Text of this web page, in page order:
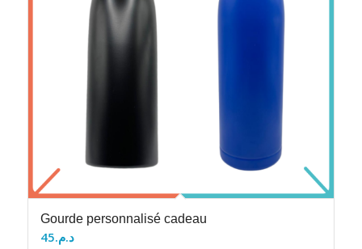
Gourde personnalisé cadeau
د.م.45